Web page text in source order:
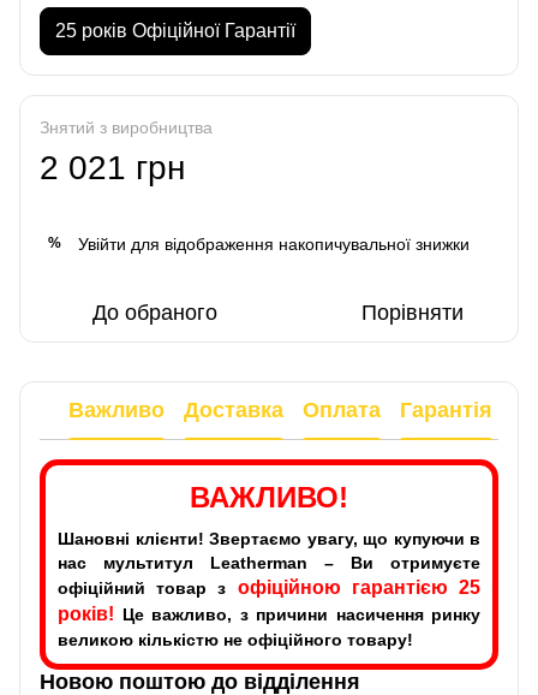
25 років Офіційної Гарантії
Знятий з виробництва
2 021 грн
% Увійти для відображення накопичувальної знижки
До обраного Порівняти
Важливо Доставка Оплата Гарантія
ВАЖЛИВО!
Шановні клієнти! Звертаємо увагу, що купуючи в
нас мультитул Leatherman – Ви отримуєте
офіційний товар з офіційною гарантією 25
років! Це важливо, з причини насичення ринку
великою кількістю не офіційного товару!
Новою поштою до відділення